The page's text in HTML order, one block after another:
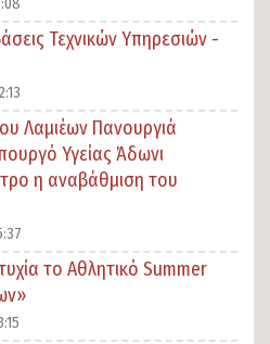
Τεχνικών Υπηρεσιών -
Λαμιέων Πανουργιά
Υγείας Άδωνι
η αναβάθμιση του
το Αθλητικό Summer